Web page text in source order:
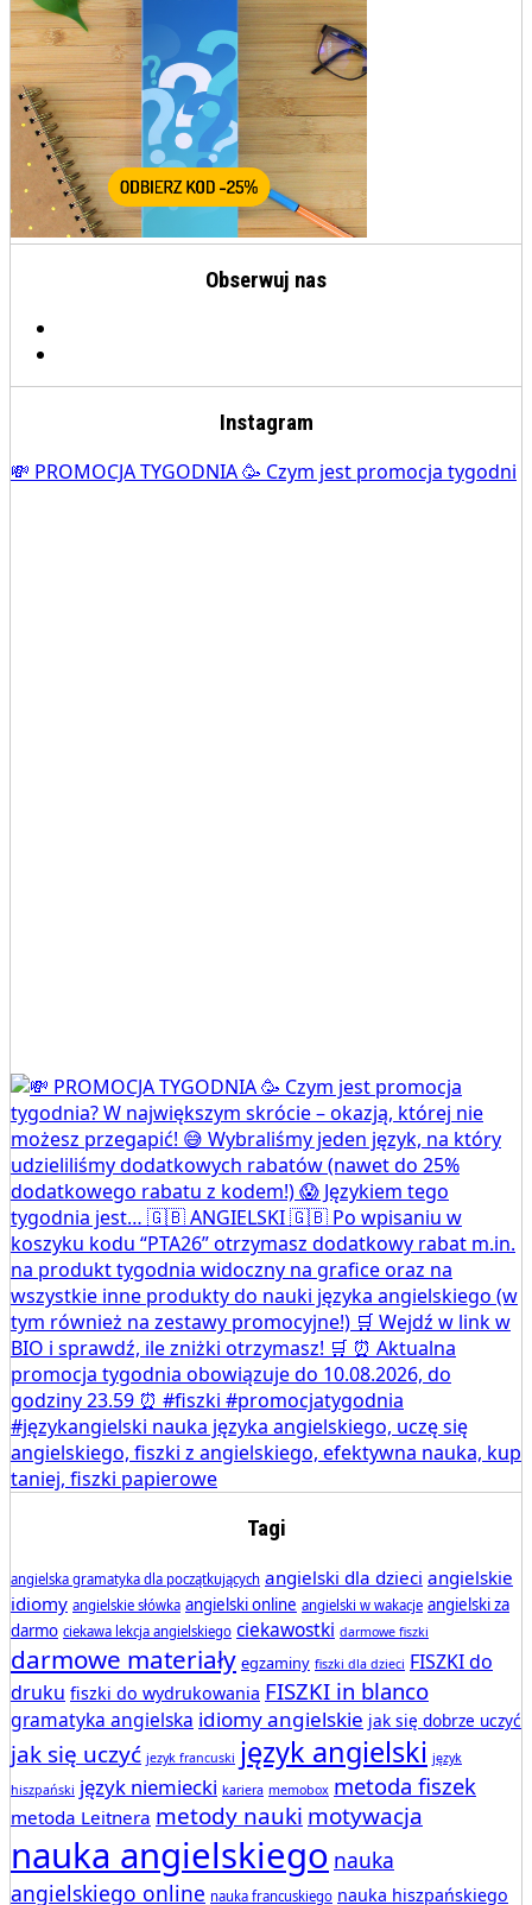
Obserwuj nas
Instagram
💸 PROMOCJA TYGODNIA 🥳 Czym jest promocja tygodni
Tagi
angielska gramatyka dla początkujących angielski dla dzieci angielskie
idiomy angielskie słówka angielski online angielski w wakacje angielski za
darmo ciekawa lekcja angielskiego ciekawostki darmowe fiszki
darmowe materiały egzaminy fiszki dla dzieci FISZKI do
druku fiszki do wydrukowania FISZKI in blanco
gramatyka angielska idiomy angielskie jak się dobrze uczyć
jak się uczyć jezyk francuski język angielski język
hiszpański język niemiecki kariera memobox metoda fiszek
metoda Leitnera metody nauki motywacja
nauka angielskiego nauka
angielskiego online nauka francuskiego nauka hiszpańskiego